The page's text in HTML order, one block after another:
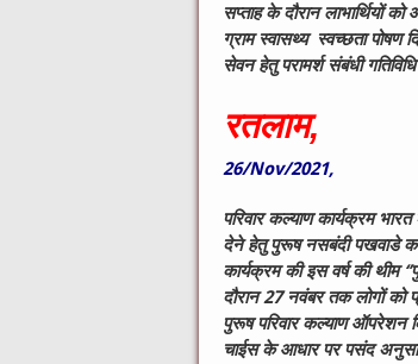
सप्ताह के दौरान लाभार्थियों
ग्राम स्वासथ्य स्वच्छता पोषण
सेवन हेतु परामर्श संबंधी
रतलाम,
26/Nov/2021,
परिवार कल्याण कार्यक्रम भारत
देने हेतु पुरूष नसबंदी पखवाडे
कार्यक्रम की इस वर्ष की थीम
दौरान 27 नवंबर तक लोगों को
पुरूष परिवार कल्याण ऑपरेशन
चाईस के आधार पर पसंद